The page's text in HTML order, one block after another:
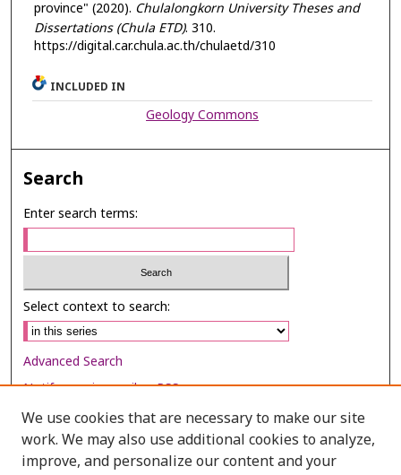
province" (2020). Chulalongkorn University Theses and
Dissertations (Chula ETD). 310.
https://digital.car.chula.ac.th/chulaetd/310
INCLUDED IN
Geology Commons
Search
Enter search terms:
Select context to search:
Advanced Search
Notify me via email orRSS
Browse
Collections
We use cookies that are necessary to make our site
work. We may also use additional cookies to analyze,
improve, and personalize our content and your